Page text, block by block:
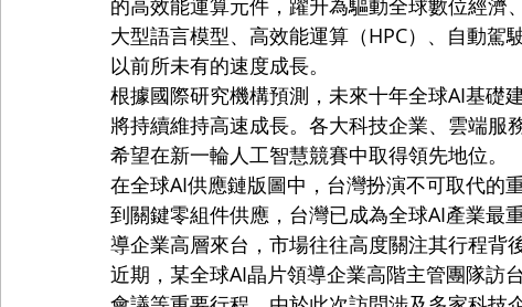
的高效能運算元件，躍升為驅動全球數位經濟
大型語言模型、高效能運算（HPC）、自動駕
以前所未有的速度成長。
根據國際研究機構預測，未來十年全球AI基礎
將持續維持高速成長。各大科技企業、雲端服
希望在新一輪人工智慧競賽中取得領先地位。
在全球AI供應鏈版圖中，台灣扮演不可取代的
到關鍵零組件供應，台灣已成為全球AI產業最
導企業高層來台，市場往往高度關注其行程背
近期，某全球AI晶片領導企業高階主管團隊訪